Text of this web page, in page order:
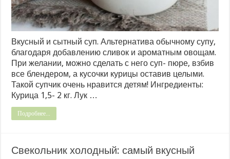
Вкусный и сытный суп. Альтернатива обычному супу,
благодаря добавлению сливок и ароматным овощам.
При желании, можно сделать с него суп- пюре, взбив
все блендером, а кусочки курицы оставив целыми.
Такой супчик очень нравится детям! Ингредиенты:
Курица 1,5- 2 кг. Лук …
Подробнее...
Свекольник холодный: самый вкусный